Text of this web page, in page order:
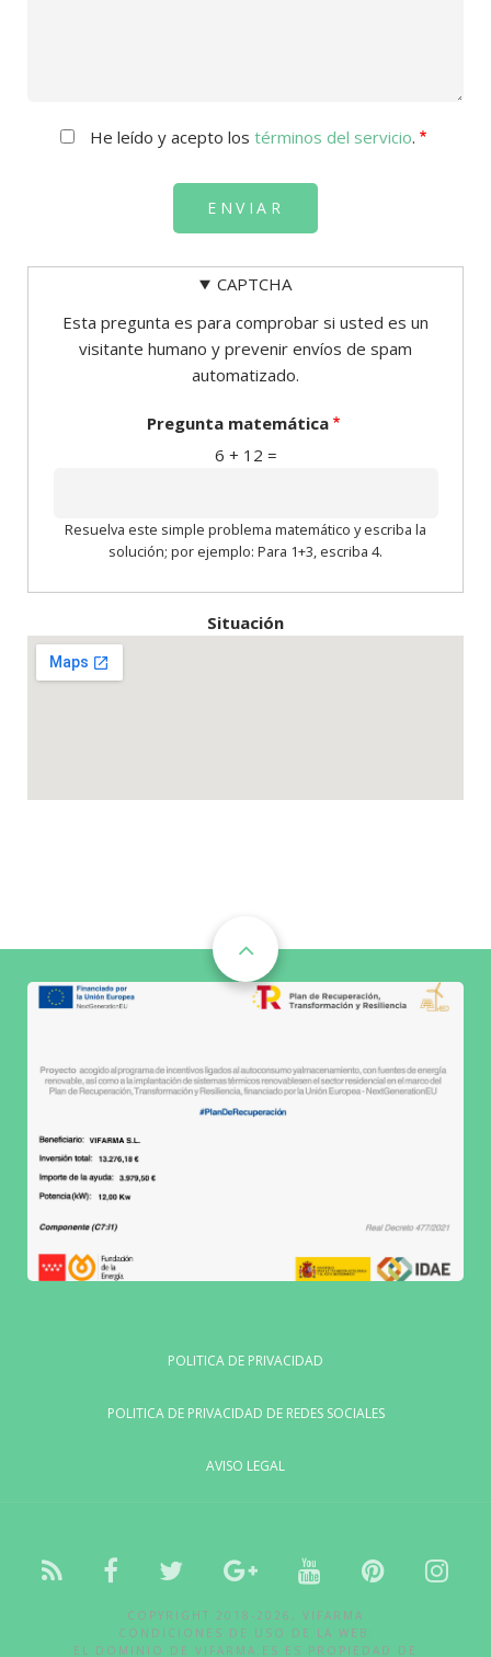
He leído y acepto los términos del servicio.
CAPTCHA
Esta pregunta es para comprobar si usted es un
visitante humano y prevenir envíos de spam
automatizado.
Pregunta matemática
6 + 12 =
Resuelva este simple problema matemático y escriba la
solución; por ejemplo: Para 1+3, escriba 4.
Situación
POLITICA DE PRIVACIDAD
POLITICA DE PRIVACIDAD DE REDES SOCIALES
AVISO LEGAL
NOTICIASFACEBOOK
TWITTERGOOGLEYOUTUBE
COPYRIGHT 2018-2026, VIFARMA
CONDICIONES DE USO DE LA WEB:
EL DOMINIO DE VIFARMA.ES ES PROPIEDAD DE